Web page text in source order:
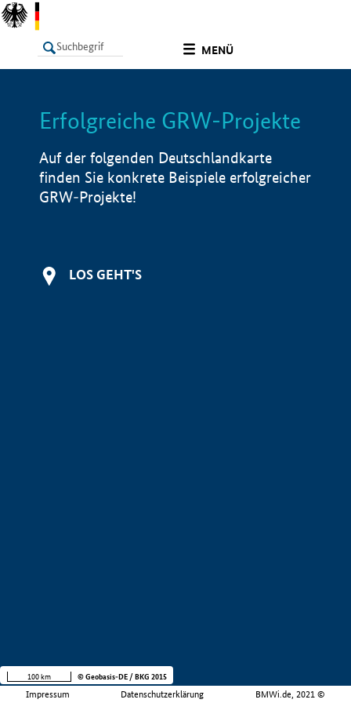
MENÜ
LISTE Info
Erfolgreiche GRW-Projekte
Auf der folgenden Deutschlandkarte
finden Sie konkrete Beispiele erfolgreicher
GRW-Projekte!
LOS GEHT'S
Impressum Datenschutzerklärung BMWi.de, 2021 ©
100 km © Geobasis-DE / BKG 2015